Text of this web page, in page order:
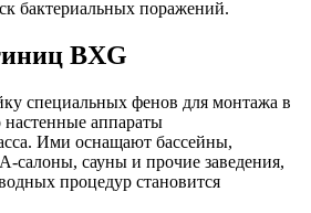
бактериальных поражений.
BXG
специальных фенов для монтажа в
аппараты
Ими оснащают бассейны,
салоны, сауны и прочие заведения,
процедур становится